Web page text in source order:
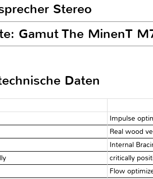
Stereo
Gamut The MinenT
Daten
Impulse
Real wood
Internal
critically
Flow